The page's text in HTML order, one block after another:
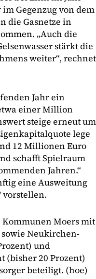
Gegenzug von dem
die Gasnetze in
„Auch die
stärkt die
weiter“, rechnet
Jahr ein
einer Million
steige erneut um
lege
12 Millionen Euro
schafft Spielraum
Jahren.“
eine Ausweitung
vorstellen.
Kommunen Moers mit
Neukirchen-
und
(bisher 20 Prozent)
beteiligt. (hoe)